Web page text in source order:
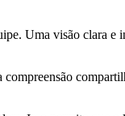
Uma visão clara e